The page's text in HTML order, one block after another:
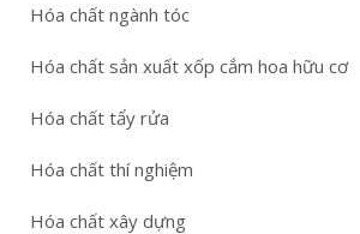
Hóa chất ngành tóc
Hóa chất sản xuất xốp cắm hoa hữu cơ
Hóa chất tẩy rửa
Hóa chất thí nghiệm
Hóa chất xây dựng